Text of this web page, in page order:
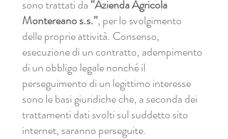
sono trattati da“Azienda Agricola
Montereano s.s.”, per lo svolgimento
delle proprie attività. Consenso,
esecuzione di un contratto, adempimento
di un obbligo legale nonché il
perseguimento di un legittimo interesse
sono le basi giuridiche che, a seconda dei
trattamenti dati svolti sul suddetto sito
internet, saranno perseguite.